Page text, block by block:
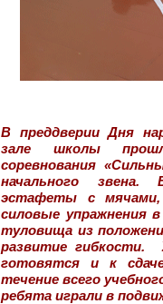
В преддверии Дня
зале школы прошли
соревнования
начального
эстафеты с мячами,
силовые упражнения
туловища из
развитие гибкости.
готовятся и к
течение всего
ребята играли в